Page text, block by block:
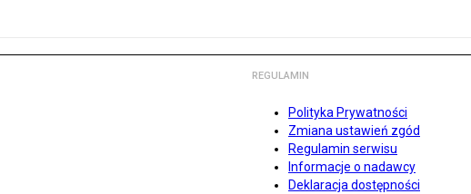
REGULAMIN
Polityka Prywatności
Zmiana ustawień zgód
Regulamin serwisu
Informacje o nadawcy
Deklaracja dostępności